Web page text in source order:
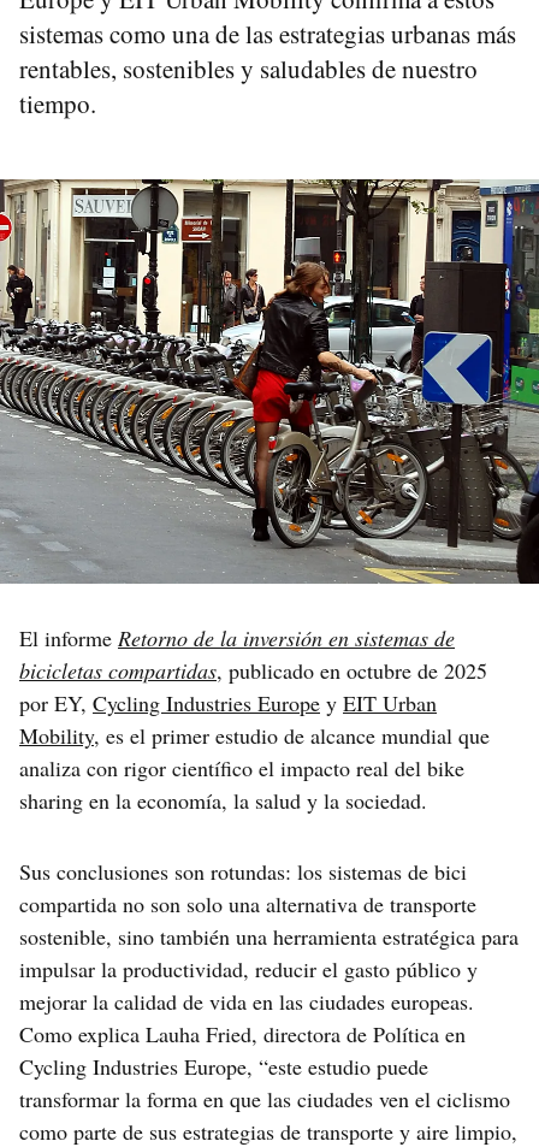
sistemas como una de las estrategias urbanas más
rentables, sostenibles y saludables de nuestro
tiempo.
El informe Retorno de la inversión en sistemas de
bicicletas compartidas, publicado en octubre de 2025
por EY, Cycling Industries Europe y EIT Urban
Mobility, es el primer estudio de alcance mundial que
analiza con rigor científico el impacto real del bike
sharing en la economía, la salud y la sociedad.
Sus conclusiones son rotundas: los sistemas de bici
compartida no son solo una alternativa de transporte
sostenible, sino también una herramienta estratégica para
impulsar la productividad, reducir el gasto público y
mejorar la calidad de vida en las ciudades europeas.
Como explica Lauha Fried, directora de Política en
Cycling Industries Europe, “este estudio puede
transformar la forma en que las ciudades ven el ciclismo
como parte de sus estrategias de transporte y aire limpio,